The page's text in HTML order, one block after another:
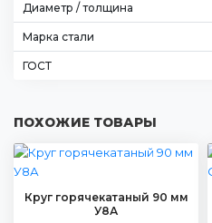
Диаметр / толщина
Марка стали
ГОСТ
ПОХОЖИЕ ТОВАРЫ
Круг горячекатаный 90 мм
У8А